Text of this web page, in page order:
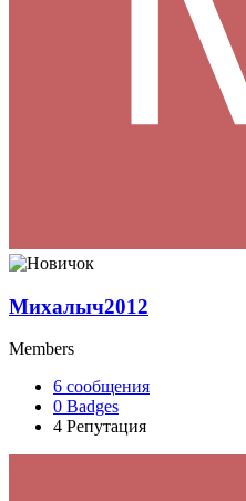
Михалыч2012
Members
6 сообщения
0 Badges
4 Репутация